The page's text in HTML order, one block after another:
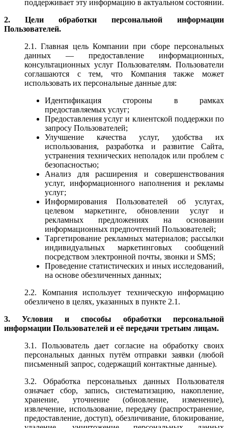
поддерживает эту информацию в актуальном состоянии.
2. Цели обработки персональной информации
Пользователей.
2.1. Главная цель Компании при сборе персональных
данных — предоставление информационных,
консультационных услуг Пользователям. Пользователи
соглашаются с тем, что Компания также может
использовать их персональные данные для:
Идентификация стороны в рамках
предоставляемых услуг;
Предоставления услуг и клиентской поддержки по
запросу Пользователей;
Улучшение качества услуг, удобства их
использования, разработка и развитие Сайта,
устранения технических неполадок или проблем с
безопасностью;
Анализ для расширения и совершенствования
услуг, информационного наполнения и рекламы
услуг;
Информирования Пользователей об услугах,
целевом маркетинге, обновлении услуг и
рекламных предложениях на основании
информационных предпочтений Пользователей;
Таргетирование рекламных материалов; рассылки
индивидуальных маркетинговых сообщений
посредством электронной почты, звонки и SMS;
Проведение статистических и иных исследований,
на основе обезличенных данных;
2.2. Компания использует техническую информацию
обезличено в целях, указанных в пункте 2.1.
3. Условия и способы обработки персональной
информации Пользователей и её передачи третьим лицам.
3.1. Пользователь дает согласие на обработку своих
персональных данных путём отправки заявки (любой
письменный запрос, содержащий контактные данные).
3.2. Обработка персональных данных Пользователя
означает сбор, запись, систематизацию, накопление,
хранение, уточнение (обновление, изменение),
извлечение, использование, передачу (распространение,
предоставление, доступ), обезличивание, блокирование,